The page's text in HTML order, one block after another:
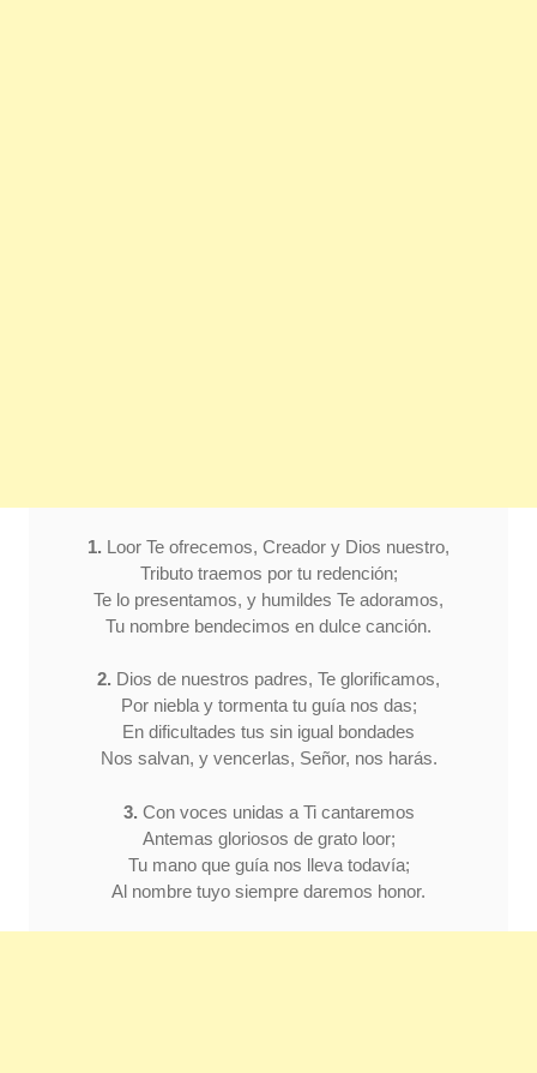
1. Loor Te ofrecemos, Creador y Dios nuestro,
Tributo traemos por tu redención;
Te lo presentamos, y humildes Te adoramos,
Tu nombre bendecimos en dulce canción.
2. Dios de nuestros padres, Te glorificamos,
Por niebla y tormenta tu guía nos das;
En dificultades tus sin igual bondades
Nos salvan, y vencerlas, Señor, nos harás.
3. Con voces unidas a Ti cantaremos
Antemas gloriosos de grato loor;
Tu mano que guía nos lleva todavía;
Al nombre tuyo siempre daremos honor.